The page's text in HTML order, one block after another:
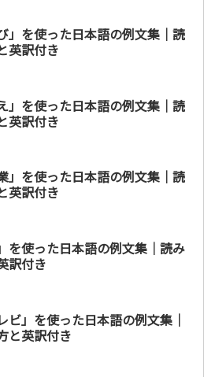
」を使った日本語の例文集｜読
英訳付き
」を使った日本語の例文集｜読
英訳付き
」を使った日本語の例文集｜読
英訳付き
を使った日本語の例文集｜読み
訳付き
ビ」を使った日本語の例文集｜
と英訳付き